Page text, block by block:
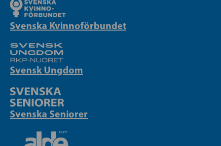
Svenska Kvinnoförbundet
Svensk Ungdom
Svenska Seniorer